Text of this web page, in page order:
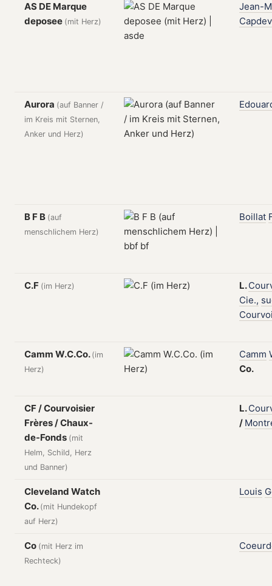
AS DE Marque
deposee (mit Herz)
Jean-
Aurora (auf Banner /
im Kreis mit Sternen,
Anker und Herz)
B F B (auf
menschlichem Herz)
Boillat
C.F (im Herz) L.
Cie.,
Camm W.C.Co. (im
Herz)
Camm
Co.
CF / Courvoisier
Frères / Chaux-
de-Fonds (mit
Helm, Schild, Herz
und Banner)
L.
/
Cleveland Watch
Co. (mit Hundekopf
auf Herz)
Louis
Co (mit Herz im
Rechteck)